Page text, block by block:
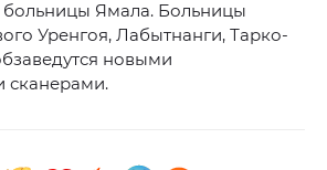
больницы Ямала. Больницы
Уренгоя, Лабытнанги, Тарко-
новыми
сканерами.